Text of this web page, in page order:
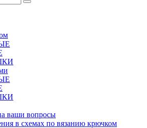
ваши вопросы
в схемах по вязанию крючком